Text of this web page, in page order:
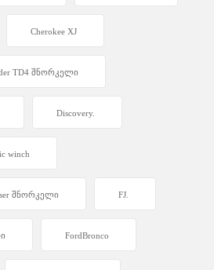
Cherokee XJ
TD4 შნორკელი
Discovery.
winch
შნორკელი FJ.
FordBronco